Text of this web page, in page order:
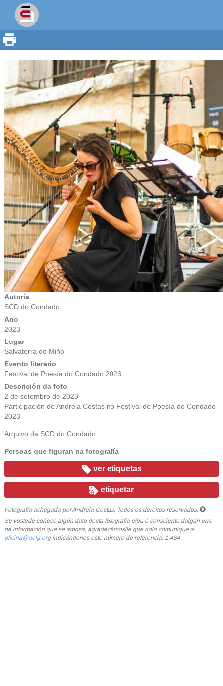
Autoría
SCD do Condado
Ano
2023
Lugar
Salvaterra do Miño
Evento literario
Festival de Poesía do Condado 2023
Descrición da foto
2 de setembro de 2023
Participación de Andreia Costas no Festival de Poesía do Condado
2023
Arquivo da SCD do Condado
Persoas que figuran na fotografía
ver etiquetas
etiquetar
Fotografía achegada por Andreia Costas. Todos os dereitos reservados.
Se vostede coñece algún dato desta fotografía e/ou é consciente dalgún erro
na información que se amosa, agradecémoslle que nolo comunique a
oficina@aelg.orgindicándonos este número de referencia: 1,484